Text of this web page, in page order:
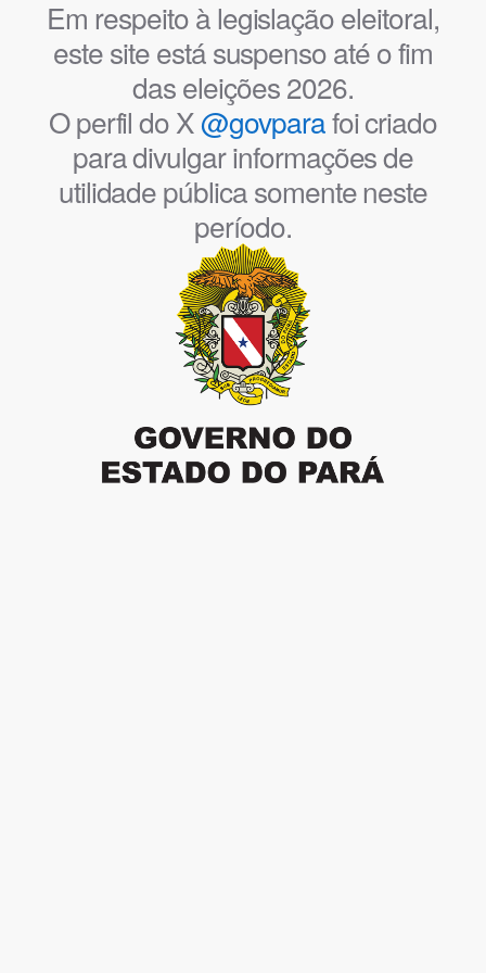
Em respeito à legislação eleitoral,
este site está suspenso até o fim
das eleições 2026.
O perfil do X@govparafoi criado
para divulgar informações de
utilidade pública somente neste
período.